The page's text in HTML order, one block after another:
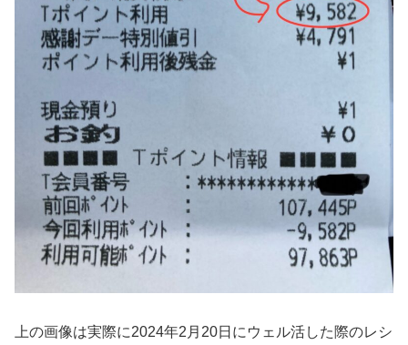
上の画像は実際に2024年2月20日にウェル活した際のレシ